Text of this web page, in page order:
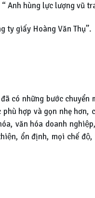
Anh hùng lực lượng vũ
ty giấy Hoàng Văn Thụ”.
có những bước chuyển
hợp và gọn nhẹ hơn,
văn hóa doanh
ổn định, mọi chế độ,